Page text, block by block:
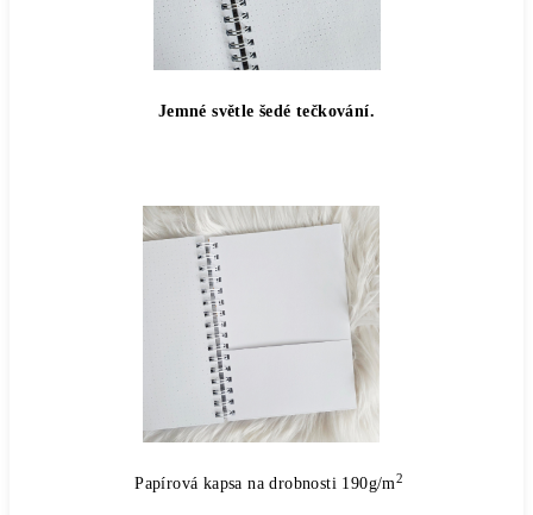
Jemné světle šedé tečkování.
Papírová kapsa na drobnosti 190g/m2